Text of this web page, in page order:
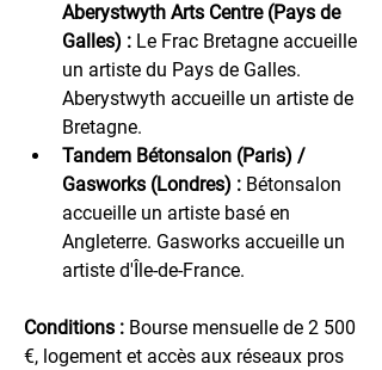
Aberystwyth Arts Centre (Pays de
Galles) : Le Frac Bretagne accueille
un artiste du Pays de Galles.
Aberystwyth accueille un artiste de
Bretagne.
Tandem Bétonsalon (Paris) /
Gasworks (Londres) : Bétonsalon
accueille un artiste basé en
Angleterre. Gasworks accueille un
artiste d'Île-de-France.
Conditions : Bourse mensuelle de 2 500
€, logement et accès aux réseaux pros